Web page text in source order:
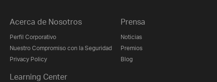
Acerca de Nosotros
Perfil Corporativo
Nuestro Compromiso con la Seguridad
Privacy Policy
Prensa
Noticias
Premios
Blog
Learning Center